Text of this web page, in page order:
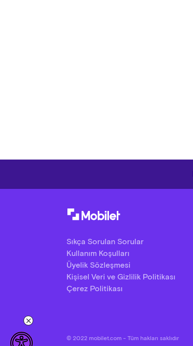
Sıkça Sorulan Sorular
Kullanım Koşulları
Üyelik Sözleşmesi
Kişisel Veri ve Gizlilik Politikası
Çerez Politikası
© 2022 mobilet.com - Tüm hakları saklıdır